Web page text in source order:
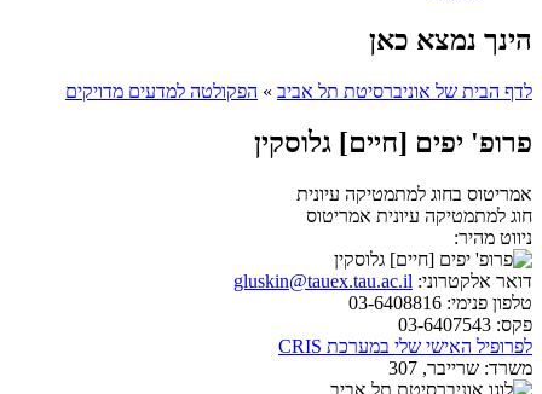
הינך נמצא כאן
לדף הבית של אוניברסיטת תל אביב » הפקולטה למדעים מדויקים
פרופ' יפים [חיים] גלוסקין
אמריטוס בחוג למתמטיקה עיונית
חוג למתמטיקה עיונית אמריטוס
ניווט מהיר:
דואר אלקטרוני: gluskin@tauex.tau.ac.il
טלפון פנימי:
פקס:
לפרופיל האישי שלי במערכת CRIS
משרד: שרייבר, 307